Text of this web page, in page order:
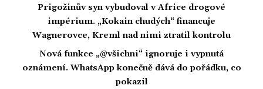
Prigožinův syn vybudoval v Africe drogové
impérium. „Kokain chudých“ financuje
Wagnerovce, Kreml nad nimi ztratil kontrolu
Nová funkce „@všichni“ ignoruje i vypnutá
oznámení. WhatsApp konečně dává do pořádku, co
pokazil